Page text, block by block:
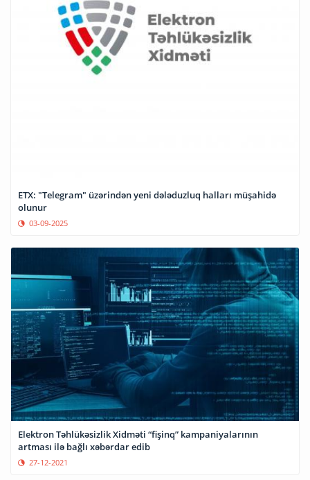
ETX: "Telegram" üzərindən yeni dələduzluq halları müşahidə
olunur
03-09-2025
Elektron Təhlükəsizlik Xidməti “fişinq” kampaniyalarının
artması ilə bağlı xəbərdar edib
27-12-2021